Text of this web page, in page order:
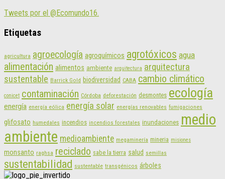
Tweets por el @Ecomundo16.
Etiquetas
agricultura agroecología agroquímicos agrotóxicos agua
alimentación alimentos ambiente arquitectura arquitectura
sustentable Barrick Gold biodiversidad CABA cambio climático
conicet contaminación Córdoba deforestación desmontes ecología
energía energía eólica energía solar energías renovables fumigaciones
glifosato humedales incendios incendios forestales inundaciones medio
ambiente medioambiente megaminería mineria misiones
monsanto raghsa reciclado sabe la tierra salud semillas
sustentabilidad sustentable transgénicos árboles